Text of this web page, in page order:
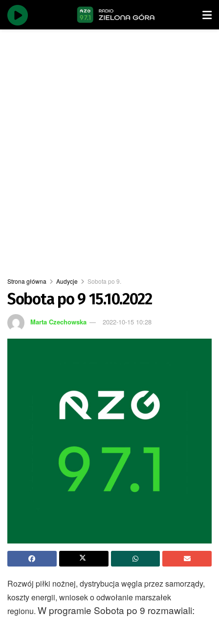
Strona główna Audycje Sobota po 9.
Sobota po 9 15.10.2022
Marta Czechowska 2022-10-15 10:28
Rozwój piłki nożnej, dystrybucja węgla przez samorządy,
koszty energii, wniosek o odwołanie marszałek
regionu. W programie Sobota po 9 rozmawiali: